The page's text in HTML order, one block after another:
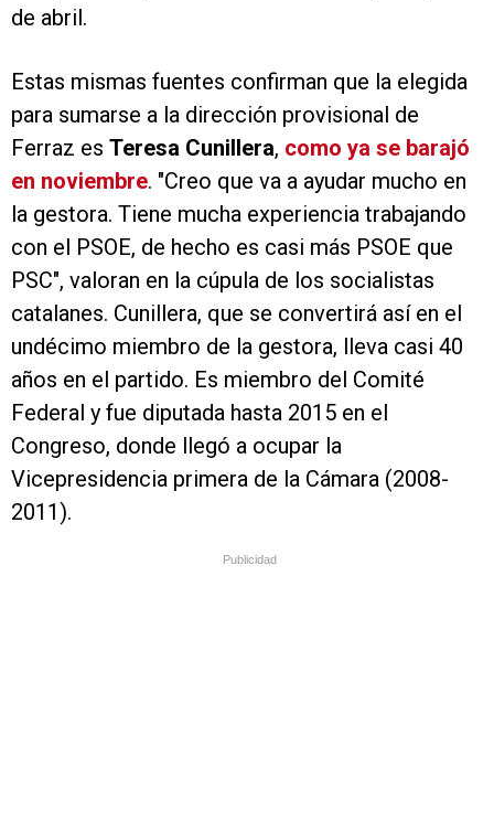
de abril.
Estas mismas fuentes confirman que la elegida
para sumarse a la dirección provisional de
Ferraz es Teresa Cunillera, como ya se barajó
en noviembre. "Creo que va a ayudar mucho en
la gestora. Tiene mucha experiencia trabajando
con el PSOE, de hecho es casi más PSOE que
PSC", valoran en la cúpula de los socialistas
catalanes. Cunillera, que se convertirá así en el
undécimo miembro de la gestora, lleva casi 40
años en el partido. Es miembro del Comité
Federal y fue diputada hasta 2015 en el
Congreso, donde llegó a ocupar la
Vicepresidencia primera de la Cámara (2008-
2011).
Publicidad